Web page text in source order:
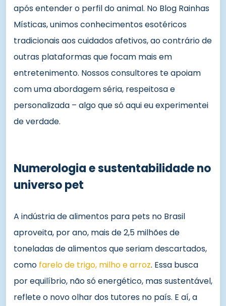
após entender o perfil do animal. No Blog Rainhas
Místicas, unimos conhecimentos esotéricos
tradicionais aos cuidados afetivos, ao contrário de
outras plataformas que focam mais em
entretenimento. Nossos consultores te apoiam
com uma abordagem séria, respeitosa e
personalizada – algo que só aqui eu experimentei
de verdade.
Numerologia e sustentabilidade no
universo pet
A indústria de alimentos para pets no Brasil
aproveita, por ano, mais de 2,5 milhões de
toneladas de alimentos que seriam descartados,
como farelo de trigo, milho e arroz. Essa busca
por equilíbrio, não só energético, mas sustentável,
reflete o novo olhar dos tutores no país. E aí, a